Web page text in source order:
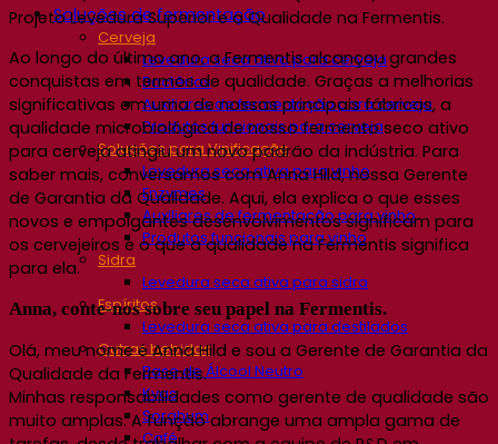
Soluções de fermentação
Cerveja
Levedura seca ativa para cerveja
Bactérias
Auxiliares de fermentação para cerveja
Produtos funcionais para cerveja
Soluções para Vinificação
Levedura seca ativa para vinho
Enzymes
Auxiliares de fermentação para vinho
Produtos funcionais para vinho
Sidra
Levedura seca ativa para sidra
Espíritos
Levedura seca ativa para destilados
Outras bebidas
Base de Álcool Neutro
Kvas
Sorghum
Café
Projeto Levedura Superiore a Qualidade na Fermentis.
Ao longo do último ano,aFermentis alcançougrandes
conquistas em termosde qualidade. Graças a melhorias
significativas emumade nossasprincipaisfábricas, a
qualidade microbiológica denossofermento seco ativo
para cervejaatingiu um novo padrão da indústria. Para
saber mais, conversamos com Anna Hild,nossa Gerente
de Garantia da Qualidade. Aqui, ela explica o que esses
novos e empolgantes desenvolvimentossignificam para
os cervejeiros e o que a qualidade na Fermentis significa
para ela.
Anna, conte-nos sobre seu papel na Fermentis.
Olá, meu nome é Anna Hild e sou a Gerente de Garantia da
Qualidade da Fermentis.
Minhas responsabilidades como gerente de qualidade são
muito amplas. A função abrange uma ampla gama de